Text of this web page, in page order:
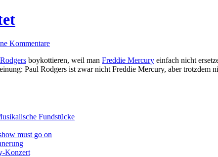
Kommentare
boykottieren, weil man Freddie Mercury einfach nicht
Paul Rodgers ist zwar nicht Freddie Mercury, aber
Fundstücke
must go on
Konzert